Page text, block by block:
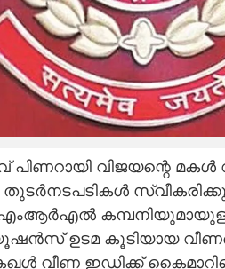
പിണറായി വിജയന്റെ
തുടർനടപടികൾ
ഉടമ കൂടിയായ
വീണ ഇഡിക്ക്